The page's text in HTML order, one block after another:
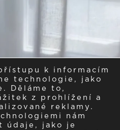
k informacím
technologie, jako
Děláme to,
z prohlížení a
reklamy.
nám
údaje, jako je